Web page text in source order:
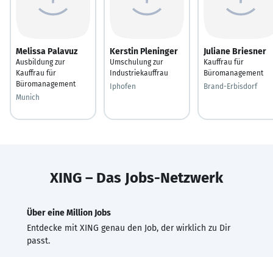
Melissa Palavuz
Ausbildung zur
Kauffrau für
Büromanagement
Munich
Kerstin Pleninger
Umschulung zur
Industriekauffrau
Iphofen
Juliane Briesner
Kauffrau für
Büromanagement
Brand-Erbisdorf
XING – Das Jobs-Netzwerk
Über eine Million Jobs
Entdecke mit XING genau den Job, der wirklich zu Dir
passt.